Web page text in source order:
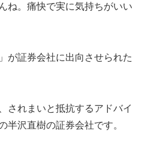
ね。痛快で実に気持ちがいい
が証券会社に出向させられた
されまいと抵抗するアドバイ
半沢直樹の証券会社です。